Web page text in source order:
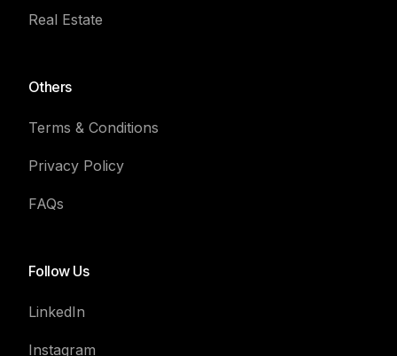
Real Estate
Others
Terms & Conditions
Privacy Policy
FAQs
Follow Us
LinkedIn
Instagram